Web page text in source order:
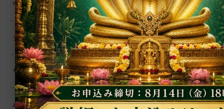
ヴィシュヌ
シヴァ
サイババ
バガヴァッド・ギーター